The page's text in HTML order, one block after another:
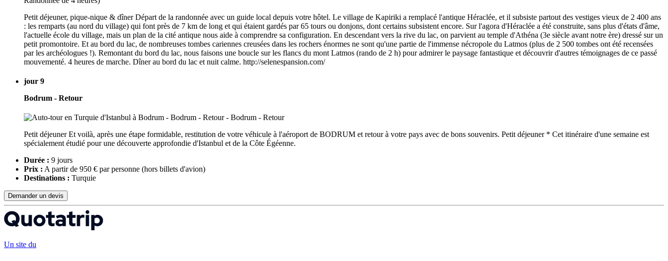
Petit déjeuner, pique-nique & dîner Départ de la randonnée avec un guide local depuis votre hôtel. Le village de Kapiriki a remplacé l'antique Héraclée, et il subsiste partout des vestiges vieux de 2 400 ans
: les remparts (au nord du village) qui font près de 7 km de long et qui étaient gardés par 65 tours ou donjons, dont certains subsistent encore. Sur l'agora d'Héraclée a été construite, sans plus d'états d'âme,
l'actuelle école du village, mais un plan de la cité antique nous aide à comprendre sa configuration. En descendant vers la rive du lac, on parvient au temple d'Athéna (3e siècle avant notre ère) dressé sur un
petit promontoire. Et au bord du lac, de nombreuses tombes cariennes creusées dans les rochers énormes ne sont qu'une partie de l'immense nécropole du Latmos (plus de 2 500 tombes ont été recensées
par les archéologues !). Remontant du bord du lac, nous faisons une boucle sur les flancs du mont Latmos (rando de 2 h) pour admirer le paysage fantastique et découvrir d'autres témoignages de ce passé
mouvementé. 4 heures de marche. Dîner au bord du lac et nuit calme. http://selenespansion.com/
jour 9
Bodrum - Retour
Petit déjeuner Et voilà, après une étape formidable, restitution de votre véhicule à l'aéroport de BODRUM et retour à votre pays avec de bons souvenirs. Petit déjeuner * Cet itinéraire d'une semaine est
spécialement étudié pour une découverte approfondie d'Istanbul et de la Côte Égéenne.
Durée : 9 jours
Prix : A partir de 950 € par personne (hors billets d'avion)
Destinations : Turquie
Demander un devis
Un site du